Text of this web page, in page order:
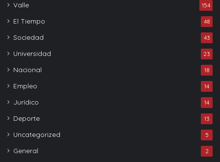
Valle 154
El Tiempo 48
Sociedad 43
Universidad 23
Nacional 18
Empleo 14
Jurídico 14
Deporte 13
Uncategorized 5
General 2